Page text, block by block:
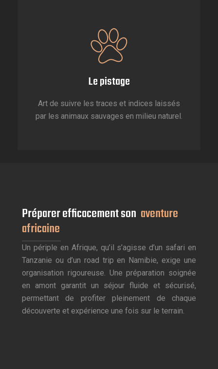
Le pistage
Art de suivre les traces et indices laissés
par les animaux sauvages en milieu naturel.
Préparer efficacement son aventure
africaine
Un périple en Afrique, qu’il s’agisse d’un safari en
Tanzanie ou d’un road trip en Namibie, exige une
organisation rigoureuse. Une préparation soignée
en amont garantit un séjour fluide et sécurisé,
permettant de profiter pleinement de chaque
découverte et expérience une fois sur le terrain.